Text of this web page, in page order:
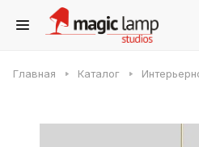
Главная Каталог